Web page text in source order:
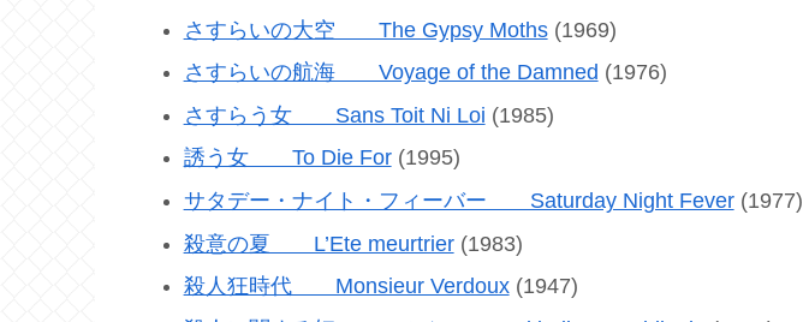
さすらいの大空 The Gypsy Moths(1969)
さすらいの航海 Voyage of the Damned (1976)
さすらう女 Sans Toit Ni Loi (1985)
誘う女 To Die For(1995)
サタデー・ナイト・フィーバー Saturday Night Fever(1977)
殺意の夏 L’Ete meurtrier(1983)
殺人狂時代 Monsieur Verdoux(1947)